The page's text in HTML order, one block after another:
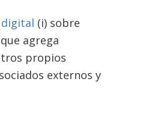
digital (i) sobre
agrega
propios
externos y